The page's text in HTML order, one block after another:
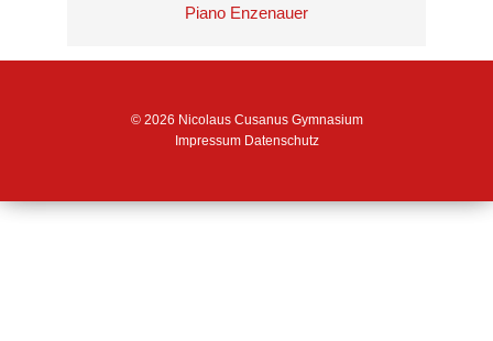
Piano Enzenauer
© 2026 Nicolaus Cusanus Gymnasium
Impressum Datenschutz